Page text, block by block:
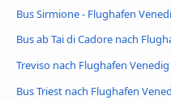
Bus Sirmione - Flughafen
Bus ab Tai di Cadore nach
Treviso nach Flughafen Venedig
Bus Triest nach Flughafen